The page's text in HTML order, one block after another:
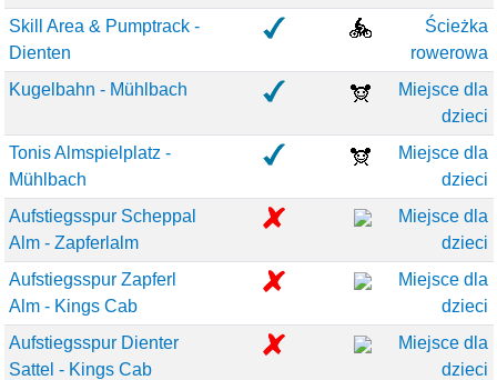
Skill Area & Pumptrack -
Dienten
Ścieżka
rowerowa
Kugelbahn - Mühlbach
Miejsce dla
dzieci
Tonis Almspielplatz -
Mühlbach
Miejsce dla
dzieci
Aufstiegsspur Scheppal
Alm - Zapferlalm
Miejsce dla
dzieci
Aufstiegsspur Zapferl
Alm - Kings Cab
Miejsce dla
dzieci
Aufstiegsspur Dienter
Sattel - Kings Cab
Miejsce dla
dzieci